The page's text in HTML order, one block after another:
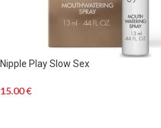
Nipple Play Slow Sex
15.00€